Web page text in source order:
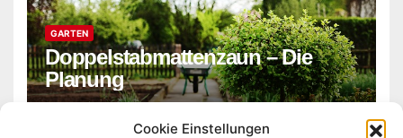
Cookie Einstellungen
GARTEN
Doppelstabmattenzaun – Die
Planung